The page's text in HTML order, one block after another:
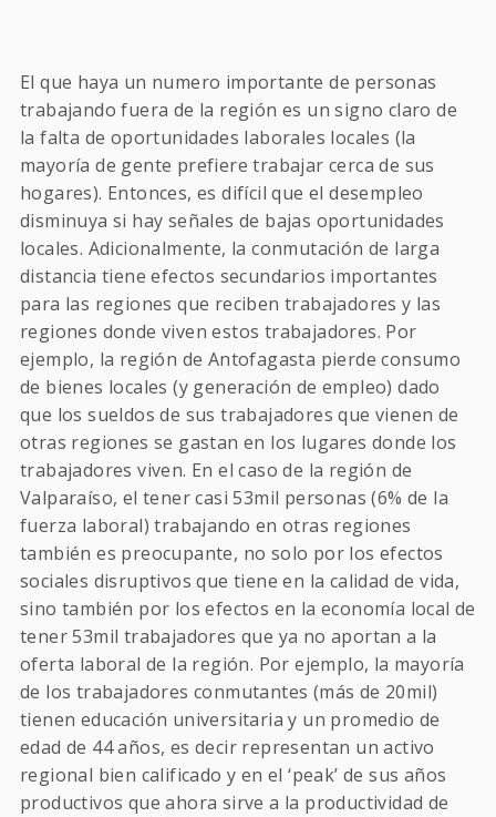
El que haya un numero importante de personas
trabajando fuera de la región es un signo claro de
la falta de oportunidades laborales locales (la
mayoría de gente prefiere trabajar cerca de sus
hogares). Entonces, es difícil que el desempleo
disminuya si hay señales de bajas oportunidades
locales. Adicionalmente, la conmutación de larga
distancia tiene efectos secundarios importantes
para las regiones que reciben trabajadores y las
regiones donde viven estos trabajadores. Por
ejemplo, la región de Antofagasta pierde consumo
de bienes locales (y generación de empleo) dado
que los sueldos de sus trabajadores que vienen de
otras regiones se gastan en los lugares donde los
trabajadores viven. En el caso de la región de
Valparaíso, el tener casi 53mil personas (6% de la
fuerza laboral) trabajando en otras regiones
también es preocupante, no solo por los efectos
sociales disruptivos que tiene en la calidad de vida,
sino también por los efectos en la economía local de
tener 53mil trabajadores que ya no aportan a la
oferta laboral de la región. Por ejemplo, la mayoría
de los trabajadores conmutantes (más de 20mil)
tienen educación universitaria y un promedio de
edad de 44 años, es decir representan un activo
regional bien calificado y en el ‘peak’ de sus años
productivos que ahora sirve a la productividad de